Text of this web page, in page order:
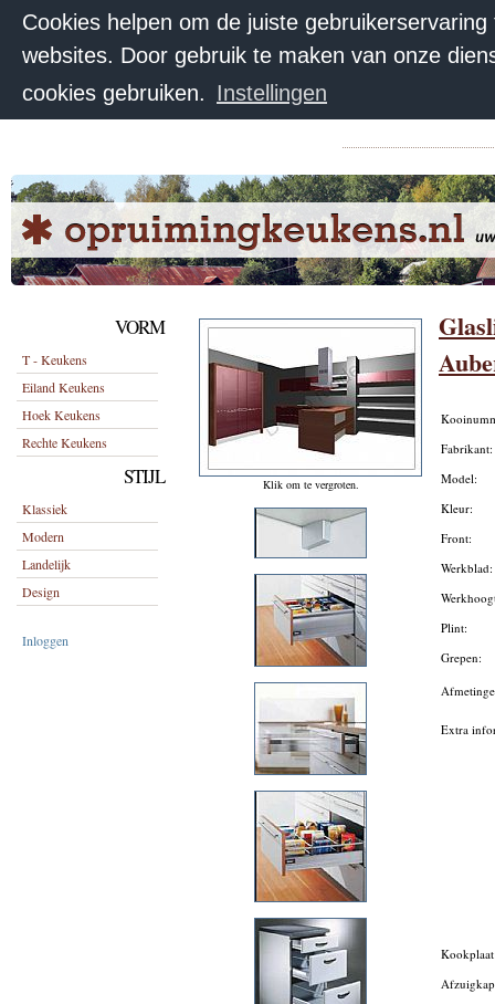
Cookies helpen om de juiste
websites. Door gebruik te maken van onze
cookies gebruiken. Instellingen
VORM
T - Keukens
Eiland Keukens
Hoek Keukens
Rechte Keukens
STIJL
Klassiek
Modern
Landelijk
Design
Inloggen
Klik om te vergroten.
Model:
Kleur:
Front:
Plint:
Grepen:
Extra